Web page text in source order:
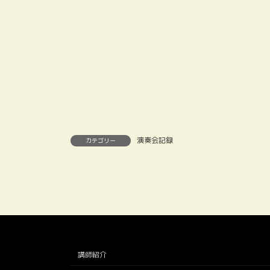
カテゴリー 演奏会記録
講師紹介